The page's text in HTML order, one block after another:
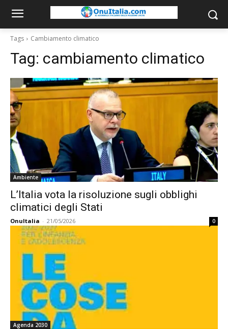
Tags Cambiamento climatico
Tag: cambiamento climatico
Ambiente
L’Italia vota la risoluzione sugli obblighi
climatici degli Stati
OnuItalia - 21/05/2026 0
Agenda 2030